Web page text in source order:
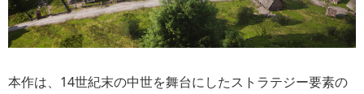
本作は、14世紀末の中世を舞台にしたストラテジー要素の